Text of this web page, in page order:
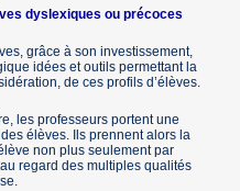
dyslexiques ou précoces
grâce à son investissement,
idées et outils permettant la
de ces profils d’élèves.
les professeurs portent une
élèves. Ils prennent alors la
non plus seulement par
regard des multiples qualités